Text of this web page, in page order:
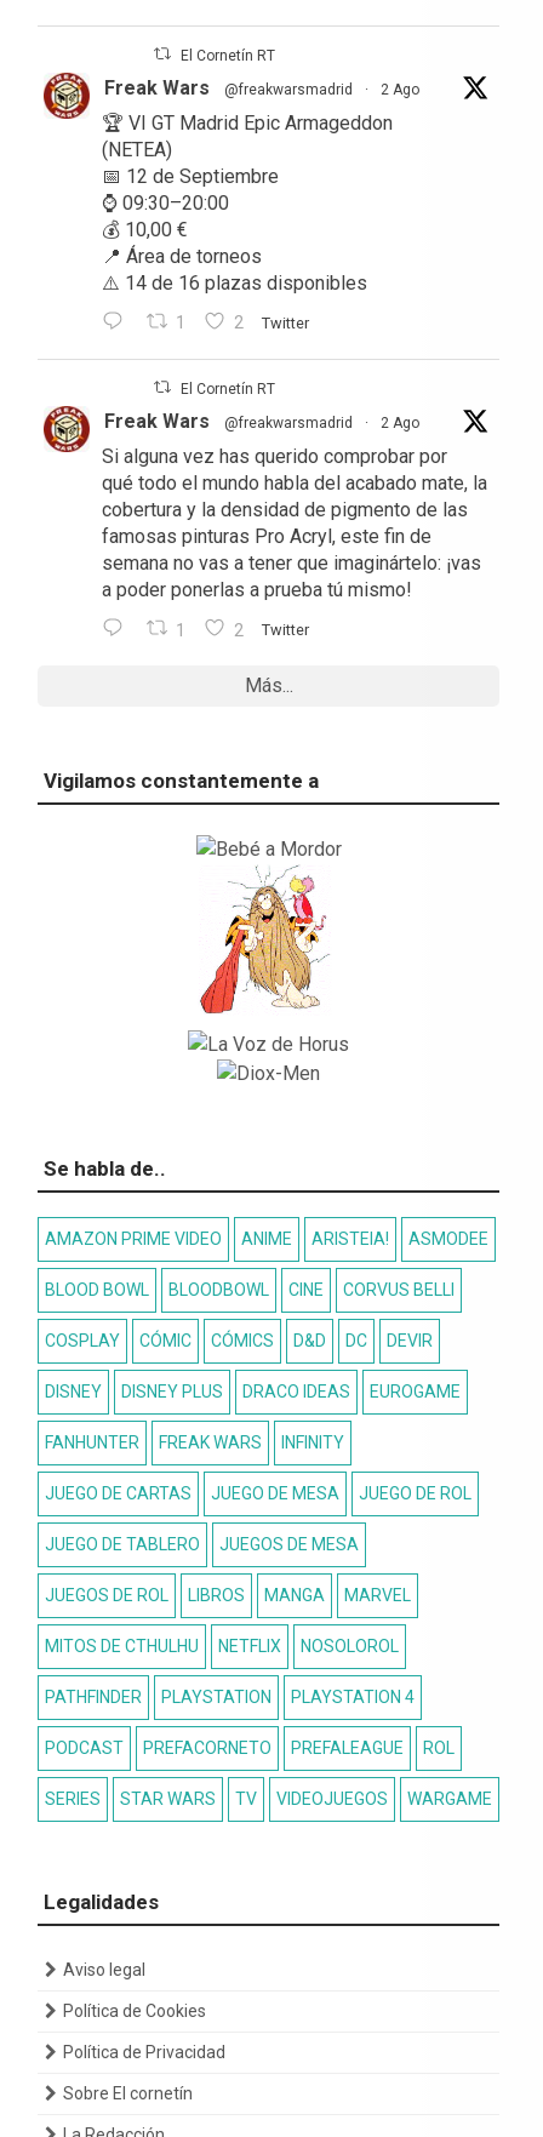
El Cornetín RT
Freak Wars @freakwarsmadrid · 2 Ago
🏆 VI GT Madrid Epic Armageddon
(NETEA)
📅 12 de Septiembre
⌚ 09:30–20:00
💰 10,00 €
📍 Área de torneos
⚠️ 14 de 16 plazas disponibles
1 2 Twitter
El Cornetín RT
Freak Wars @freakwarsmadrid · 2 Ago
Si alguna vez has querido comprobar por
qué todo el mundo habla del acabado mate, la
cobertura y la densidad de pigmento de las
famosas pinturas Pro Acryl, este fin de
semana no vas a tener que imaginártelo: ¡vas
a poder ponerlas a prueba tú mismo!
1 2 Twitter
Más...
Vigilamos constantemente a
Se habla de..
AMAZON PRIME VIDEO ANIME ARISTEIA! ASMODEE
BLOOD BOWL BLOODBOWL CINE CORVUS BELLI
COSPLAY CÓMIC CÓMICS D&D DC DEVIR
DISNEY DISNEY PLUS DRACO IDEAS EUROGAME
FANHUNTER FREAK WARS INFINITY
JUEGO DE CARTAS JUEGO DE MESA JUEGO DE ROL
JUEGO DE TABLERO JUEGOS DE MESA
JUEGOS DE ROL LIBROS MANGA MARVEL
MITOS DE CTHULHU NETFLIX NOSOLOROL
PATHFINDER PLAYSTATION PLAYSTATION 4
PODCAST PREFACORNETO PREFALEAGUE ROL
SERIES STAR WARS TV VIDEOJUEGOS WARGAME
Legalidades
Aviso legal
Política de Cookies
Política de Privacidad
Sobre El cornetín